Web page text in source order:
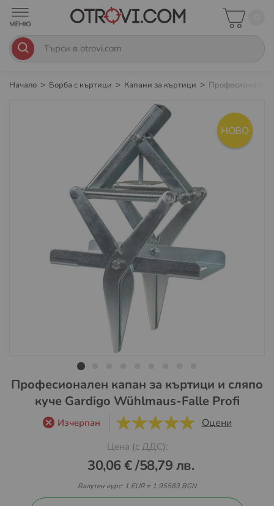
Начало Борба с къртици Капани за къртици Професионален
НОВО
изображенията
Преминете
началото
Професионален капан за къртици и сляпо
куче Gardigo Wühlmaus-Falle Profi
Изчерпан Оцени
Цена (с ДДС):
30,06 €/58,79 лв.
Валутен курс: 1 EUR = 1.95583 BGN